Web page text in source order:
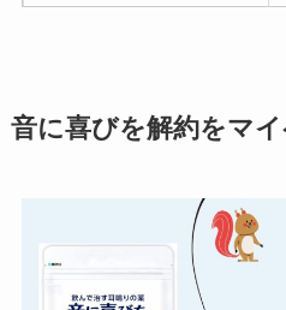
音に喜びを解約をマ